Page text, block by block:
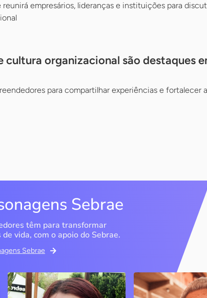
empresários, lideranças e instituições para
cultura organizacional são destaques
para compartilhar experiências e fortalecer
Sebrae
têm para transformar
vida, com o apoio do Sebrae.
Sebrae
Memória Ancestral Espedito